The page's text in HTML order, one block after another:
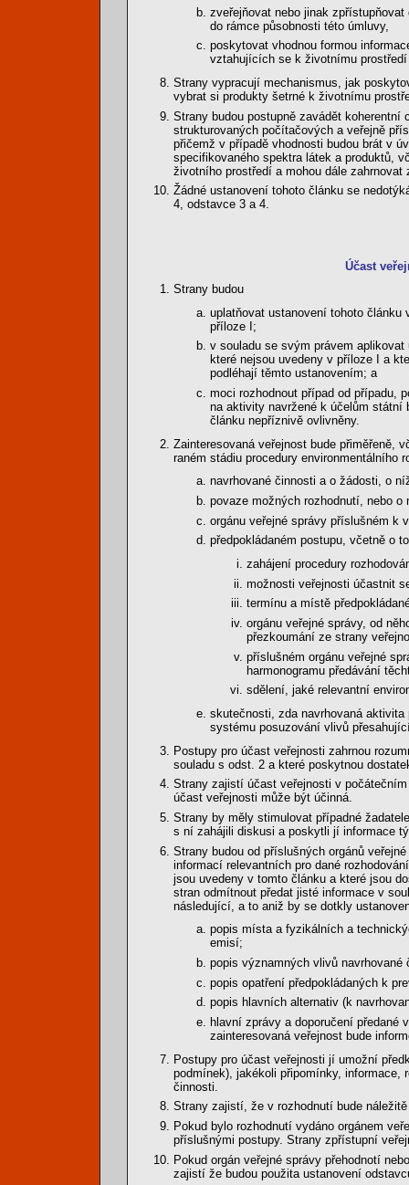
zveřejňovat nebo jinak
do rámce působnosti této úmluvy,
poskytovat vhodnou formou
vztahujících se k životnímu
Strany vypracují mechanismus, jak
vybrat si produkty šetrné k životnímu
Strany budou postupně zavádět
strukturovaných počítačových a veřejně
přičemž v případě vhodnosti budou brát v
specifikovaného spektra látek a produktů,
životního prostředí a mohou dále
Žádné ustanovení tohoto článku se
4, odstavce 3 a 4.
Účast
Strany budou
uplatňovat ustanovení tohoto článku
příloze I;
v souladu se svým právem
které nejsou uvedeny v příloze I a
podléhají těmto ustanovením; a
moci rozhodnout případ od případu,
na aktivity navržené k účelům
článku nepříznivě ovlivněny.
Zainteresovaná veřejnost bude přiměřeně,
raném stádiu procedury environmentálního
navrhované činnosti a o žádosti, o
povaze možných rozhodnutí, nebo o
orgánu veřejné správy příslušném k
předpokládaném postupu, včetně o
zahájení procedury
možnosti veřejnosti účastnit
termínu a místě
orgánu veřejné správy, od
přezkoumání ze strany
příslušném orgánu veřejné
harmonogramu předávání
sdělení, jaké relevantní
skutečnosti, zda navrhovaná
systému posuzování vlivů
Postupy pro účast veřejnosti zahrnou
souladu s odst. 2 a které poskytnou
Strany zajistí účast veřejnosti v
účast veřejnosti může být účinná.
Strany by měly stimulovat případné
s ní zahájili diskusi a poskytli jí informace
Strany budou od příslušných orgánů
informací relevantních pro dané
jsou uvedeny v tomto článku a které jsou
stran odmítnout předat jisté informace v
následující, a to aniž by se dotkly
popis místa a fyzikálních a
emisí;
popis významných vlivů
popis opatření předpokládaných k
popis hlavních alternativ (k
hlavní zprávy a doporučení předané
zainteresovaná veřejnost bude
Postupy pro účast veřejnosti jí umožní
podmínek), jakékoli připomínky, informace,
činnosti.
Strany zajistí, že v rozhodnutí bude
Pokud bylo rozhodnutí vydáno orgánem
příslušnými postupy. Strany zpřístupní
Pokud orgán veřejné správy přehodnotí
zajistí že budou použita ustanovení